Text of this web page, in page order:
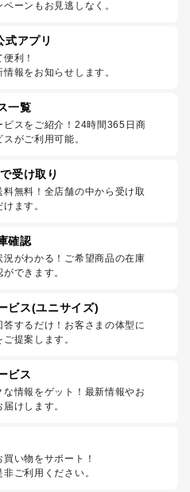
ーンもお見逃しなく。
式アプリ
利！
報をお知らせします。
一覧
ビスをご紹介！24時間365日商
がご利用可能。
受け取り
料無料！全店舗の中から受け取
ます。
確認
がわかる！ご希望商品の在庫
できます。
ビス(ユニサイズ)
するだけ！お客さまの体型に
提案します。
ビス
な情報をゲット！最新情報やお
けします。
い物をサポート！
ご利用ください。